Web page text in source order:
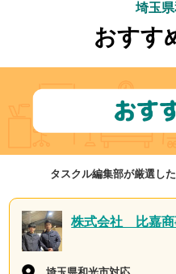
埼玉
おすす
タスクル編集部が厳選し
株式会社 比嘉商